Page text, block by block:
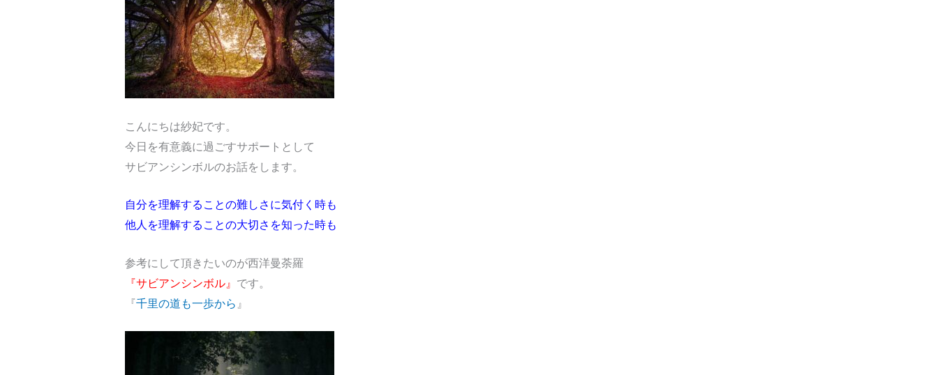
こんにちは紗妃です。
今日を有意義に過ごすサポートとして
サビアンシンボルのお話をします。
自分を理解することの難しさに気付く時も
他人を理解することの大切さを知った時も
参考にして頂きたいのが西洋曼荼羅
『サビアンシンボル』 です。
『千里の道も一歩から 』